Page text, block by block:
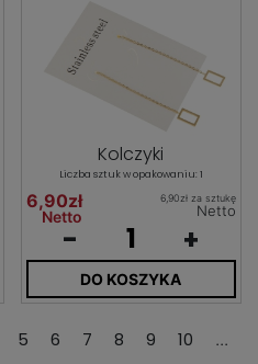
Kolczyki
Liczba sztuk w opakowaniu: 1
6,90zł
Netto
6,90zł za sztukę
Netto
- +
DO KOSZYKA
5 6 7 8 9 10 ...